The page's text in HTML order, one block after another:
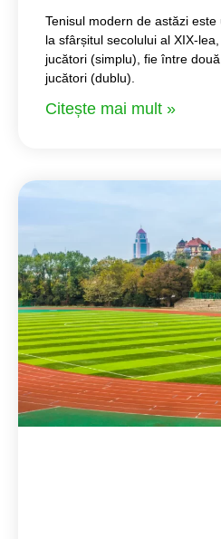
Tenisul modern de astăzi
la sfârșitul secolului al XIX-
jucători (simplu), fie între
jucători (dublu).
Citește mai mult »